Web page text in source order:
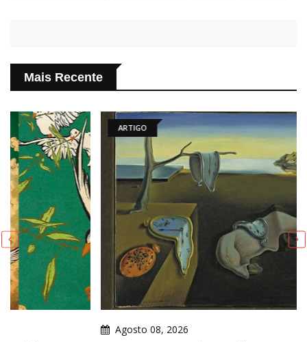
Mais Recente
ARTIGO